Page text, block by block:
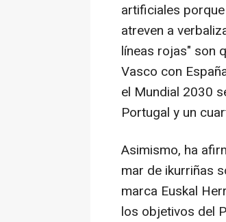
artificiales
atreven a
líneas rojas" son
Vasco con
el Mundial 2030
Portugal y un
Asimismo, ha
mar de ikurriñas
marca Euskal
los objetivos del